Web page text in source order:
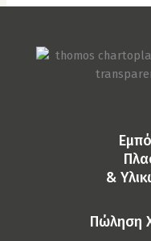
&
Πώληση